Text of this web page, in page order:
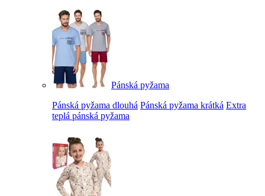
Pánská pyžama
Pánská pyžama dlouhá Pánská pyžama krátká Extra
teplá pánská pyžama